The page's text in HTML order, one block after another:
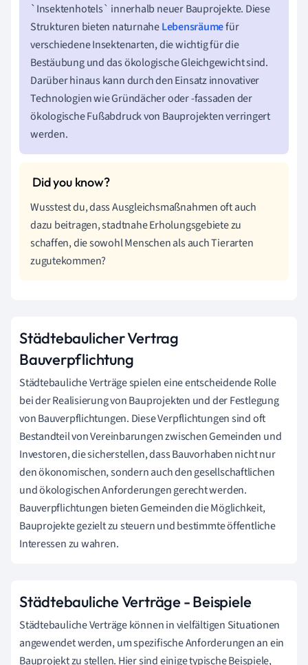
`Insektenhotels` innerhalb neuer Bauprojekte. Diese
Strukturen bieten naturnaheLebensräumefür
verschiedene Insektenarten, die wichtig für die
Bestäubung und das ökologische Gleichgewicht sind.
Darüber hinaus kann durch den Einsatz innovativer
Technologien wie Gründächer oder -fassaden der
ökologische Fußabdruck von Bauprojekten verringert
werden.
Wusstest du, dass Ausgleichsmaßnahmen oft auch
dazu beitragen, stadtnahe Erholungsgebiete zu
schaffen, die sowohl Menschen als auch Tierarten
zugutekommen?
Städtebaulicher Vertrag
Bauverpflichtung
Städtebauliche Verträge spielen eine entscheidende Rolle
bei der Realisierung von Bauprojekten und der Festlegung
von Bauverpflichtungen. Diese Verpflichtungen sind oft
Bestandteil von Vereinbarungen zwischen Gemeinden und
Investoren, die sicherstellen, dass Bauvorhaben nicht nur
den ökonomischen, sondern auch den gesellschaftlichen
und ökologischen Anforderungen gerecht werden.
Bauverpflichtungen bieten Gemeinden die Möglichkeit,
Bauprojekte gezielt zu steuern und bestimmte öffentliche
Interessen zu wahren.
Städtebauliche Verträge - Beispiele
Städtebauliche Verträge können in vielfältigen Situationen
angewendet werden, um spezifische Anforderungen an ein
Bauprojekt zu stellen. Hier sind einige typische Beispiele,